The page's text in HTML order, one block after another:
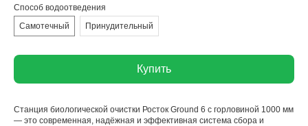
Способ водоотведения
Самотечный
Принудительный
Купить
Станция биологической очистки Росток Ground 6 с горловиной 1000 мм
— это современная, надёжная и эффективная система сбора и